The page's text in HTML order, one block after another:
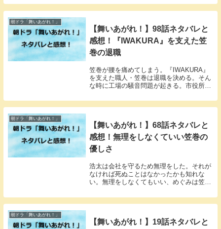
朝ドラ「舞いあがれ！」
【舞いあがれ！】98話ネタバレと
感想！『IWAKURA』を支えた笠
巻の退職
笠巻が腰を痛めてしまう。『IWAKURA』
を支えた職人・笠巻は退職を決める。そん
な時に工場の騒音問題が起きる。市役所の
朝ドラ「舞いあがれ！」
【舞いあがれ！】68話ネタバレと
感想！無理をしなくていい笠巻の
優しさ
浩太は会社を守るため無理をした。それが
なければ死ぬことはなかったかも知れな
い。無理をしなくてもいい、めぐみは笠巻
朝ドラ「舞いあがれ！」
【舞いあがれ！】19話ネタバレと